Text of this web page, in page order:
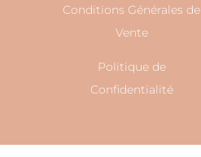
Conditions Générales de
Vente
Politique de
Confidentialité